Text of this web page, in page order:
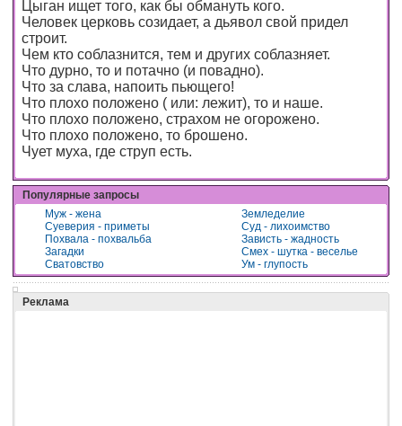
Цыган ищет того, как бы обмануть кого.
Человек церковь созидает, а дьявол свой придел
строит.
Чем кто соблазнится, тем и других соблазняет.
Что дурно, то и потачно (и повадно).
Что за слава, напоить пьющего!
Что плохо положено ( или: лежит), то и наше.
Что плохо положено, страхом не огорожено.
Что плохо положено, то брошено.
Чует муха, где струп есть.
Популярные запросы
Муж - жена
Земледелие
Суеверия - приметы
Суд - лихоимство
Похвала - похвальба
Зависть - жадность
Загадки
Смех - шутка - веселье
Сватовство
Ум - глупость
Реклама